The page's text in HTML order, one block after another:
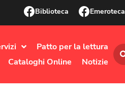
Biblioteca Emeroteca
Patto per la lettura
Cataloghi Online Notizie